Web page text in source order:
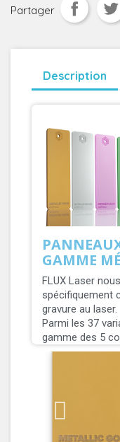
Partager
Description
GAMME
FLUX Laser
spécifiquement
gravure au laser.
Parmi les 37
gamme des 5